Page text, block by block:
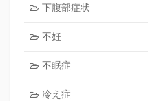
下腹部症状
不妊
不眠症
冷え症